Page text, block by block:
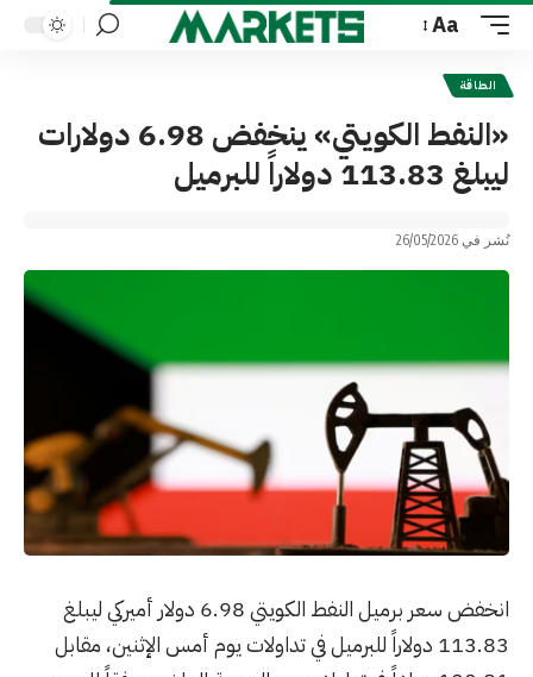
Font
Resizer
Aa
الطاقة
«النفط الكويتي» ينخفض 6.98 دولارات
ليبلغ 113.83 دولاراً للبرميل
نُشر في 26/05/2026
انخفض سعر برميل النفط الكويتي 6.98 دولار أميركي ليبلغ
113.83 دولاراً للبرميل في تداولات يوم أمس الإثنين، مقابل